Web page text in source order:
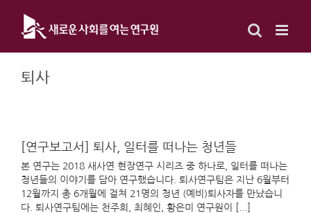
content
퇴사
[연구보고서] 퇴사, 일터를 떠나는 청년들
본 연구는 2018 새사연 현장연구 시리즈 중 하나로, 일터를 떠나는
청년들의 이야기를 담아 연구했습니다. 퇴사연구팀은 지난 6월부터
12월까지 총 6개월에 걸쳐 21명의 청년 (예비)퇴사자를 만났습니
다. 퇴사연구팀에는 천주희, 최혜인, 황은미 연구원이 [...]